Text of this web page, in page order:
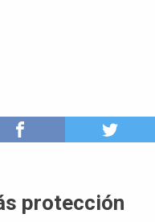
protección